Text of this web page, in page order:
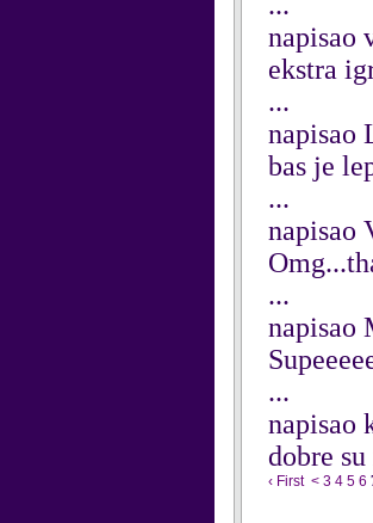
napisao
ekstra
...
napisao
bas je
...
napisao
...
napisao
...
napisao
dobre
‹ First < 3 4 5 6